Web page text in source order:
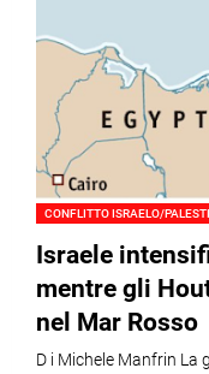
CONFLITTO ISRAELO/
Israele
mentre gli
nel Mar Rosso
D i Michele Manfrin La